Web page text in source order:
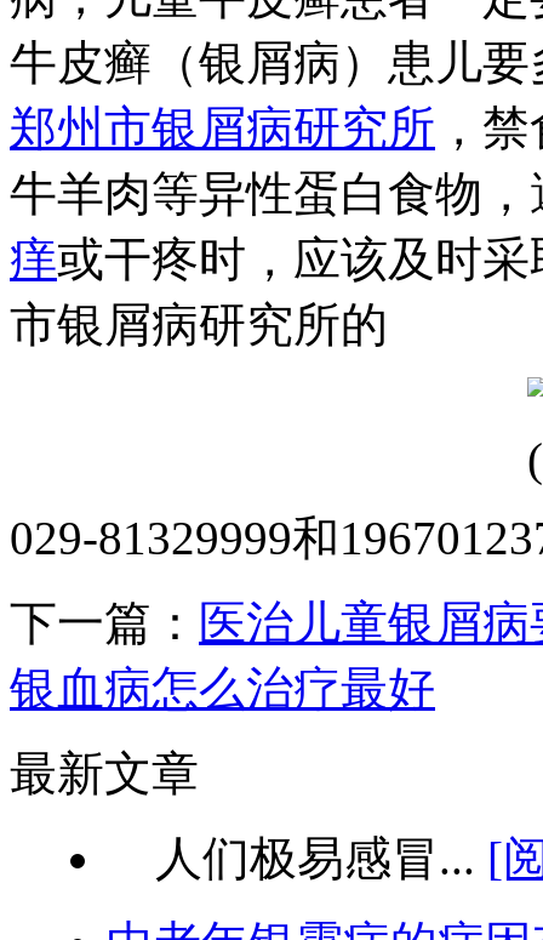
牛皮癣（银屑病）患儿
郑州市银屑病研究所 ，
牛羊肉等异性蛋白食物
痒或干疼时，应该及时
市银屑病研究所的
029-81329999和
下一篇： 医治儿童银屑
银血病怎么治疗最好
最新文章
人们极易感冒... [